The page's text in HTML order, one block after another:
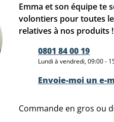
Emma et son équipe te
volontiers pour toutes
relatives à nos produits !
0801 84 00 19
Lundi à vendredi, 09:00 -
Envoie-moi un e-
Commande en gros ou